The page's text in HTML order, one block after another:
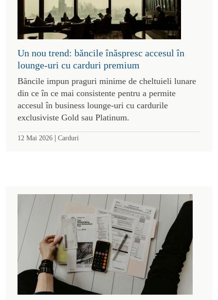
Un nou trend: băncile înăspresc accesul în
lounge-uri cu carduri premium
Băncile impun praguri minime de cheltuieli lunare
din ce în ce mai consistente pentru a permite
accesul în business lounge-uri cu cardurile
exclusiviste Gold sau Platinum.
12 Mai 2026 | Carduri